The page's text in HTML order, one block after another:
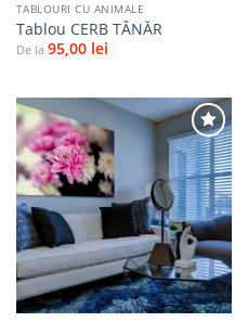
TABLOURI CU ANIMALE
Tablou CERB TÂNĂR
De la 95,00 lei
Adaugă
la
favorite